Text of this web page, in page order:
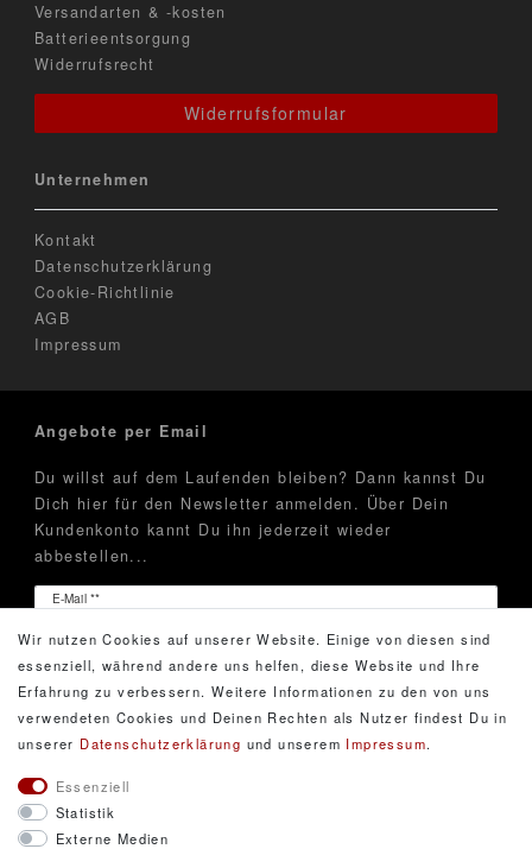
Versandarten & -kosten
Batterieentsorgung
Widerrufsrecht
Widerrufsformular
Unternehmen
Kontakt
Datenschutzerklärung
Cookie-Richtlinie
AGB
Impressum
Angebote per Email
Du willst auf dem Laufenden bleiben? Dann kannst Du
Dich hier für den Newsletter anmelden. Über Dein
Kundenkonto kannt Du ihn jederzeit wieder
abbestellen...
E-Mail **
Newsletter
Hiermit bestätige ich, dass ich die
Daten­schutz­erklärung
gelesen habe. Meine Einwilligung kann ich jederzeit
widerrufen.**
Wir nutzen Cookies auf unserer Website. Einige von diesen sind
essenziell, während andere uns helfen, diese Website und Ihre
Erfahrung zu verbessern. Weitere Informationen zu den von uns
verwendeten Cookies und Deinen Rechten als Nutzer findest Du in
unserer Daten­schutz­erklärung und unserem Impressum.
Essenziell
Statistik
Externe Medien